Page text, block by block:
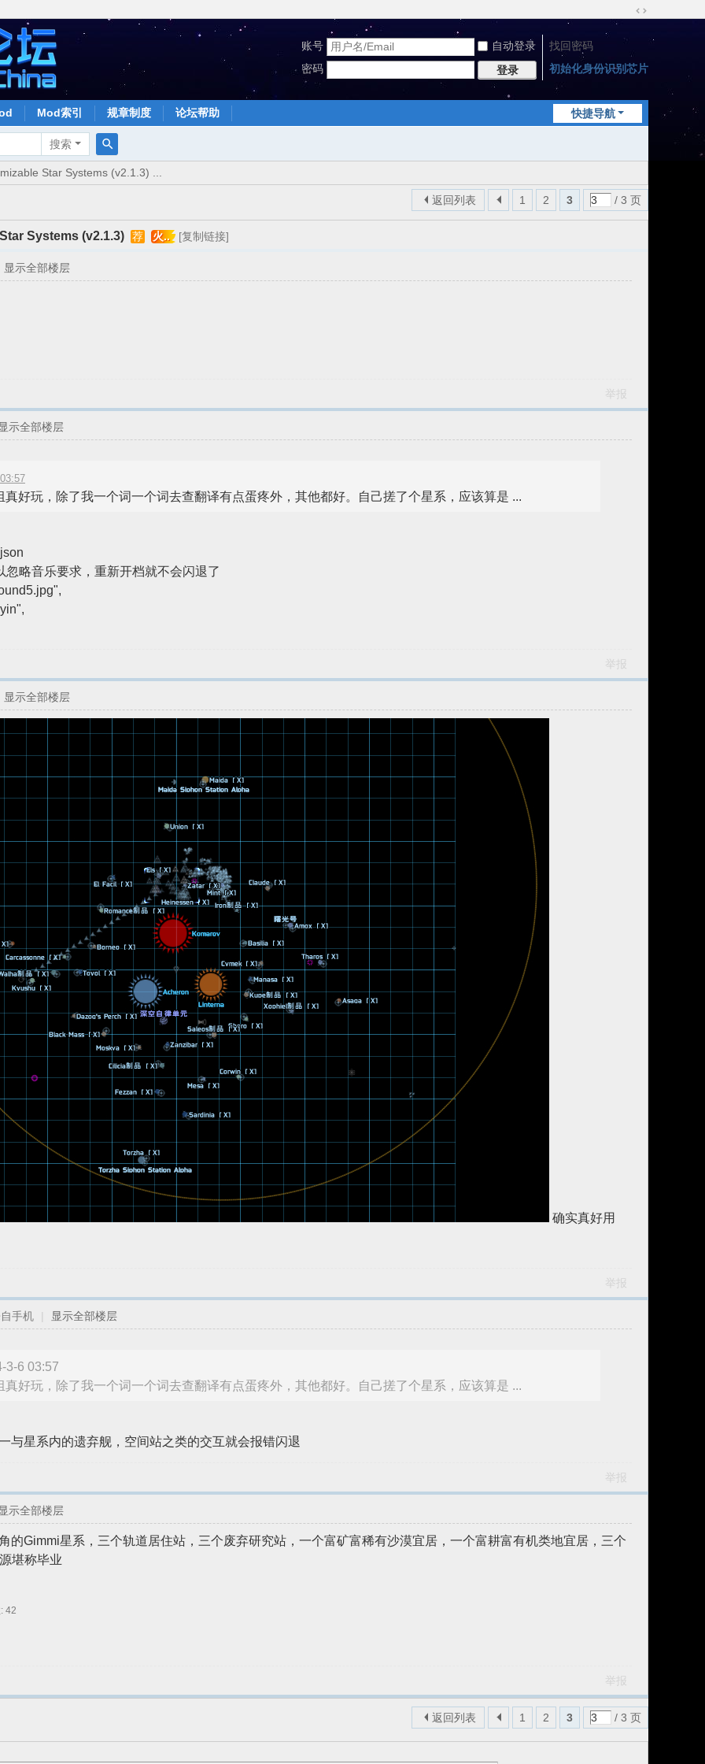
宽
账号 自动登录
找回密码
密码
登录 初始化身份识别芯片
快捷导航
Mod索引 规章制度 论坛帮助
搜索
搜
索
Star Systems (v2.1.3) ...
1 2 3 / 3 页
返回列表
Systems (v2.1.3) 荐 火.. [复制链接]
显示全部楼层
举报
示全部楼层
真好玩，除了我一个词一个词去查翻译有点蛋疼外，其他都好。自己搓了个星系，应该算是 ...
略音乐要求，重新开档就不会闪退了
举报
显示全部楼层
确实真好用
举报
手机 | 显示全部楼层
3-6 03:57
真好玩，除了我一个词一个词去查翻译有点蛋疼外，其他都好。自己搓了个星系，应该算是 ...
与星系内的遗弃舰，空间站之类的交互就会报错闪退
举报
示全部楼层
的Gimmi星系，三个轨道居住站，三个废弃研究站，一个富矿富稀有沙漠宜居，一个富耕富有机类地宜居，三个
堪称毕业
42
举报
1 2 3 / 3 页
返回列表